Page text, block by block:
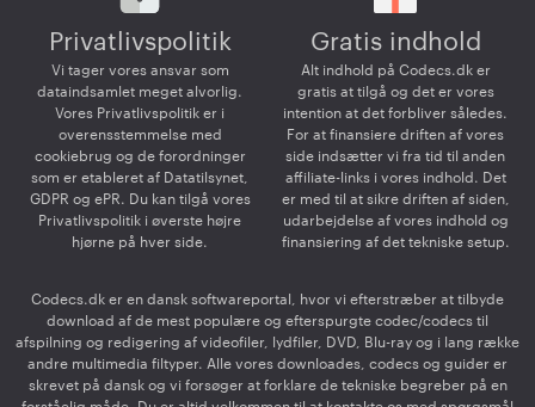
Privatlivspolitik
Vi tager vores ansvar som
dataindsamlet meget alvorlig.
Vores Privatlivspolitik er i
overensstemmelse med
cookiebrug og de forordninger
som er etableret af Datatilsynet,
GDPR og ePR. Du kan tilgå vores
Privatlivspolitik i øverste højre
hjørne på hver side.
Gratis indhold
Alt indhold på Codecs.dk er
gratis at tilgå og det er vores
intention at det forbliver således.
For at finansiere driften af vores
side indsætter vi fra tid til anden
affiliate-links i vores indhold. Det
er med til at sikre driften af siden,
udarbejdelse af vores indhold og
finansiering af det tekniske setup.
Codecs.dk er en dansk softwareportal, hvor vi efterstræber at tilbyde
download af de mest populære og efterspurgte codec/codecs til
afspilning og redigering af videofiler, lydfiler, DVD, Blu-ray og i lang række
andre multimedia filtyper. Alle vores downloades, codecs og guider er
skrevet på dansk og vi forsøger at forklare de tekniske begreber på en